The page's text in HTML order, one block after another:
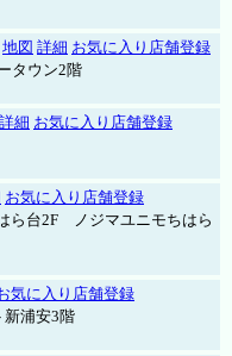
地図 詳細 お気に入り店舗登録
タウン2階
詳細 お気に入り店舗登録
お気に入り店舗登録
ら台2F ノジマユニモちはら
気に入り店舗登録
新浦安3階